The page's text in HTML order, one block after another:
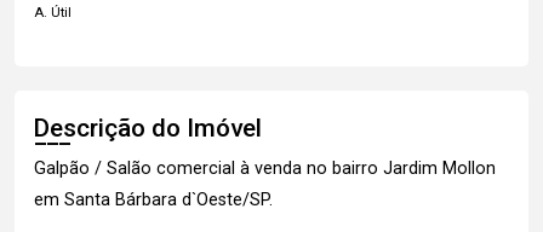
A. Útil
Descrição do Imóvel
Galpão / Salão comercial à venda no bairro Jardim Mollon
em Santa Bárbara d`Oeste/SP.